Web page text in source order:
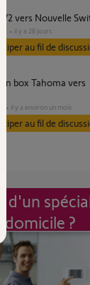
V2 vers Nouvelle
il y a 28 jours
au fil de
il y a environ un mois
au fil de
?